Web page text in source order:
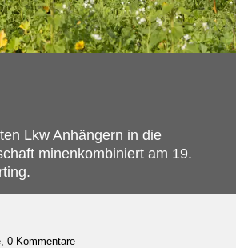
Lkw Anhängern in die
minenkombiniert am 19.
0 Kommentare